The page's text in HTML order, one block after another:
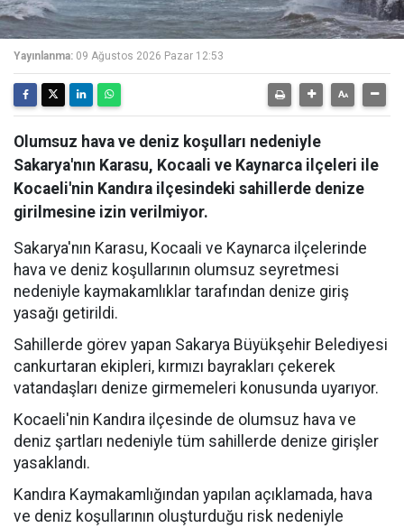
Yayınlanma: 09 Ağustos 2026 Pazar 12:53
Olumsuz hava ve deniz koşulları nedeniyle
Sakarya'nın Karasu, Kocaali ve Kaynarca ilçeleri ile
Kocaeli'nin Kandıra ilçesindeki sahillerde denize
girilmesine izin verilmiyor.
Sakarya'nın Karasu, Kocaali ve Kaynarca ilçelerinde
hava ve deniz koşullarının olumsuz seyretmesi
nedeniyle kaymakamlıklar tarafından denize giriş
yasağı getirildi.
Sahillerde görev yapan Sakarya Büyükşehir Belediyesi
cankurtaran ekipleri, kırmızı bayrakları çekerek
vatandaşları denize girmemeleri konusunda uyarıyor.
Kocaeli'nin Kandıra ilçesinde de olumsuz hava ve
deniz şartları nedeniyle tüm sahillerde denize girişler
yasaklandı.
Kandıra Kaymakamlığından yapılan açıklamada, hava
ve deniz koşullarının oluşturduğu risk nedeniyle